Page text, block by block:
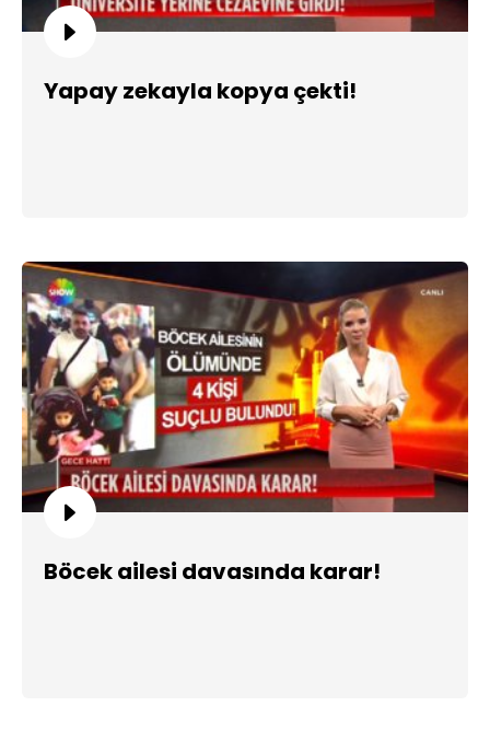
Yapay zekayla kopya çekti!
Böcek ailesi davasında karar!